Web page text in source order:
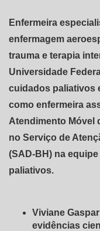
Enfermeira
enfermagem
trauma e terapia
Universidade
cuidados paliativos
como enfermeira
Atendimento Móvel
no Serviço de
(SAD-BH) na
paliativos.
Viviane
evidências